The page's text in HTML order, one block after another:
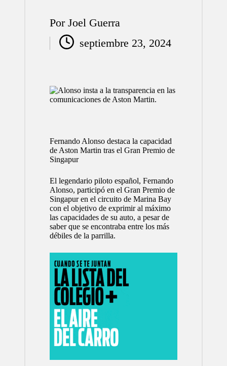
Publicado
por
Por Joel Guerra
septiembre 23, 2024
Fernando Alonso destaca la capacidad
de Aston Martin tras el Gran Premio de
Singapur
El legendario piloto español, Fernando
Alonso, participó en el Gran Premio de
Singapur en el circuito de Marina Bay
con el objetivo de exprimir al máximo
las capacidades de su auto, a pesar de
saber que se encontraba entre los más
débiles de la parrilla.